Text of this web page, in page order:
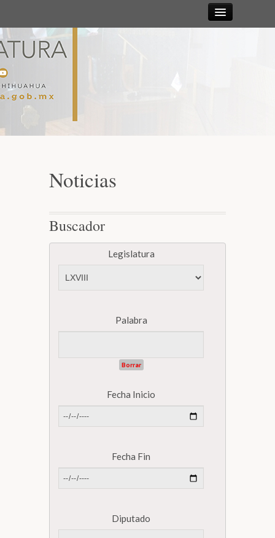
Mesa Directiva y Diputación Permanente
Junta de Coordinación Política
Comisiones
Transparencia
Noticias
Buscador
Legislatura
Palabra
Borrar
Fecha Inicio
Fecha Fin
Diputado